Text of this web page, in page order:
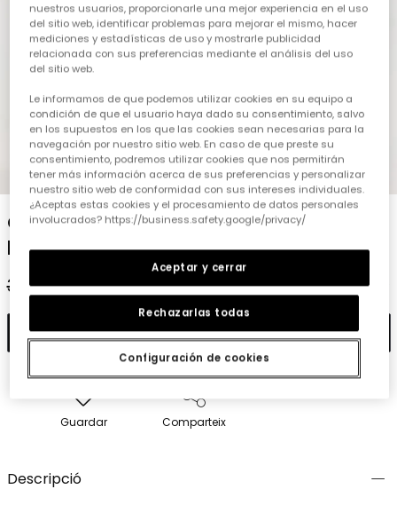
1 2 3 4 5 6 7 8
Conjunt de dessuadora i pantaló de punt
per a nadó nen en color groc
32,95 € 19,95 €
Afegir
Guardar Comparteix
Descripció
nuestros usuarios, proporcionarle una mejor experiencia en el uso
del sitio web, identificar problemas para mejorar el mismo, hacer
mediciones y estadísticas de uso y mostrarle publicidad
relacionada con sus preferencias mediante el análisis del uso
del sitio web.
Le informamos de que podemos utilizar cookies en su equipo a
condición de que el usuario haya dado su consentimiento, salvo
en los supuestos en los que las cookies sean necesarias para la
navegación por nuestro sitio web. En caso de que preste su
consentimiento, podremos utilizar cookies que nos permitirán
tener más información acerca de sus preferencias y personalizar
nuestro sitio web de conformidad con sus intereses individuales.
¿Aceptas estas cookies y el procesamiento de datos personales
involucrados? https://business.safety.google/privacy/
Configuración de cookies
Rechazarlas todas
Aceptar y cerrar